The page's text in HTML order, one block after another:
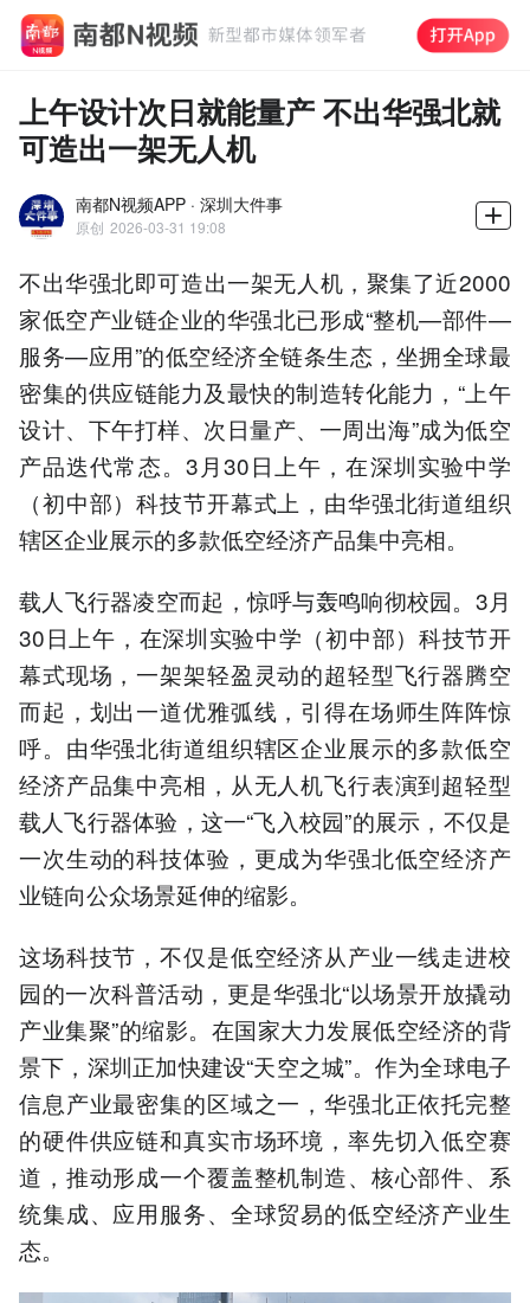
上午设计次日就能量产 不出华强北就
可造出一架无人机
南都N视频APP · 深圳大件事
原创 2026-03-31 19:08
不出华强北即可造出一架无人机，聚集了近2000
家低空产业链企业的华强北已形成“整机—部件—
服务—应用”的低空经济全链条生态，坐拥全球最
密集的供应链能力及最快的制造转化能力，“上午
设计、下午打样、次日量产、一周出海”成为低空
产品迭代常态。3月30日上午，在深圳实验中学
（初中部）科技节开幕式上，由华强北街道组织
辖区企业展示的多款低空经济产品集中亮相。
载人飞行器凌空而起，惊呼与轰鸣响彻校园。3月
30日上午，在深圳实验中学（初中部）科技节开
幕式现场，一架架轻盈灵动的超轻型飞行器腾空
而起，划出一道优雅弧线，引得在场师生阵阵惊
呼。由华强北街道组织辖区企业展示的多款低空
经济产品集中亮相，从无人机飞行表演到超轻型
载人飞行器体验，这一“飞入校园”的展示，不仅是
一次生动的科技体验，更成为华强北低空经济产
业链向公众场景延伸的缩影。
这场科技节，不仅是低空经济从产业一线走进校
园的一次科普活动，更是华强北“以场景开放撬动
产业集聚”的缩影。在国家大力发展低空经济的背
景下，深圳正加快建设“天空之城”。作为全球电子
信息产业最密集的区域之一，华强北正依托完整
的硬件供应链和真实市场环境，率先切入低空赛
道，推动形成一个覆盖整机制造、核心部件、系
统集成、应用服务、全球贸易的低空经济产业生
态。